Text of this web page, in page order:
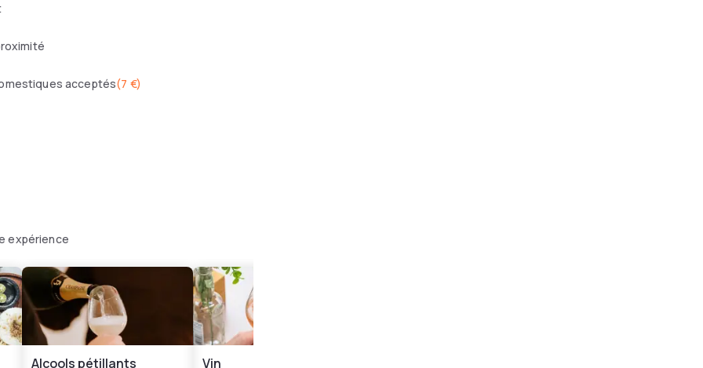
acceptés(7 €)
expérience
Alcools pétillants Vin